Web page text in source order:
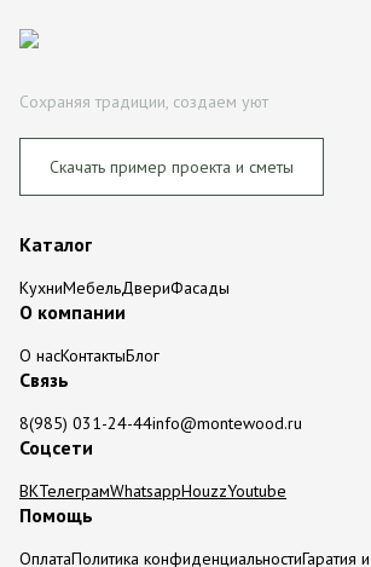
Сохраняя традиции, создаем уют
Скачать пример проекта и сметы
Каталог
КухниМебельДвериФасады
О компании
О насКонтактыБлог
Помощь
ОплатаПолитика конфиденциальностиГаратия
Связь
8(985) 031-24-44info@montewood.ru
Соцсети
ВКТелеграмWhatsappHouzzYoutube